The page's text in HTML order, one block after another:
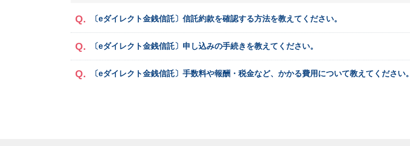
〔eダイレクト金銭信託〕信託約款を確認する方法を教えてください。
〔eダイレクト金銭信託〕申し込みの手続きを教えてください。
〔eダイレクト金銭信託〕手数料や報酬・税金など、かかる費用について教えてください。